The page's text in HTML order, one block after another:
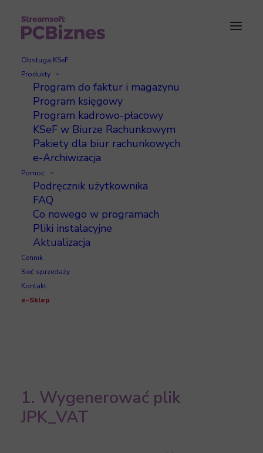
Obsługa KSeF
Produkty
Program do faktur i magazynu
Program księgowy
Program kadrowo-płacowy
KSeF w Biurze Rachunkowym
Pakiety dla biur rachunkowych
e-Archiwizacja
Pomoc
Podręcznik użytkownika
FAQ
Co nowego w programach
Pliki instalacyjne
Aktualizacja
Cennik
Sieć sprzedaży
Kontakt
e-Sklep
Jak wysłać i podpisać
JPK_VAT za pomocą kwoty
przychodów
Ministerstwo Finansów wprowadziło
uproszczenie dla
prowadzących jednoosobową działalność
gospodarczą, pozwalając na wysyłkę i
podpisanie pliku JPK_VAT kwotą przychodu
1. Wygenerować plik
JPK_VAT